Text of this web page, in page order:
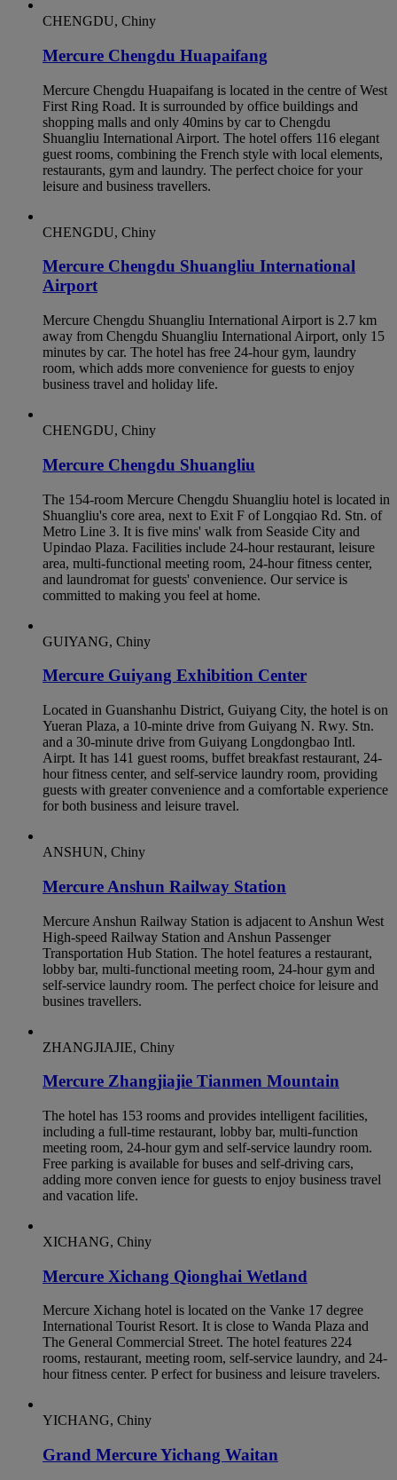
CHENGDU, Chiny
Mercure Chengdu Huapaifang
Mercure Chengdu Huapaifang is located in the centre of West
First Ring Road. It is surrounded by office buildings and
shopping malls and only 40mins by car to Chengdu
Shuangliu International Airport. The hotel offers 116 elegant
guest rooms, combining the French style with local elements,
restaurants, gym and laundry. The perfect choice for your
leisure and business travellers.
CHENGDU, Chiny
Mercure Chengdu Shuangliu International
Airport
Mercure Chengdu Shuangliu International Airport is 2.7 km
away from Chengdu Shuangliu International Airport, only 15
minutes by car. The hotel has free 24-hour gym, laundry
room, which adds more convenience for guests to enjoy
business travel and holiday life.
CHENGDU, Chiny
Mercure Chengdu Shuangliu
The 154-room Mercure Chengdu Shuangliu hotel is located in
Shuangliu's core area, next to Exit F of Longqiao Rd. Stn. of
Metro Line 3. It is five mins' walk from Seaside City and
Upindao Plaza. Facilities include 24-hour restaurant, leisure
area, multi-functional meeting room, 24-hour fitness center,
and laundromat for guests' convenience. Our service is
committed to making you feel at home.
GUIYANG, Chiny
Mercure Guiyang Exhibition Center
Located in Guanshanhu District, Guiyang City, the hotel is on
Yueran Plaza, a 10-minte drive from Guiyang N. Rwy. Stn.
and a 30-minute drive from Guiyang Longdongbao Intl.
Airpt. It has 141 guest rooms, buffet breakfast restaurant, 24-
hour fitness center, and self-service laundry room, providing
guests with greater convenience and a comfortable experience
for both business and leisure travel.
ANSHUN, Chiny
Mercure Anshun Railway Station
Mercure Anshun Railway Station is adjacent to Anshun West
High-speed Railway Station and Anshun Passenger
Transportation Hub Station. The hotel features a restaurant,
lobby bar, multi-functional meeting room, 24-hour gym and
self-service laundry room. The perfect choice for leisure and
busines travellers.
ZHANGJIAJIE, Chiny
Mercure Zhangjiajie Tianmen Mountain
The hotel has 153 rooms and provides intelligent facilities,
including a full-time restaurant, lobby bar, multi-function
meeting room, 24-hour gym and self-service laundry room.
Free parking is available for buses and self-driving cars,
adding more conven ience for guests to enjoy business travel
and vacation life.
XICHANG, Chiny
Mercure Xichang Qionghai Wetland
Mercure Xichang hotel is located on the Vanke 17 degree
International Tourist Resort. It is close to Wanda Plaza and
The General Commercial Street. The hotel features 224
rooms, restaurant, meeting room, self-service laundry, and 24-
hour fitness center. P erfect for business and leisure travelers.
YICHANG, Chiny
Grand Mercure Yichang Waitan